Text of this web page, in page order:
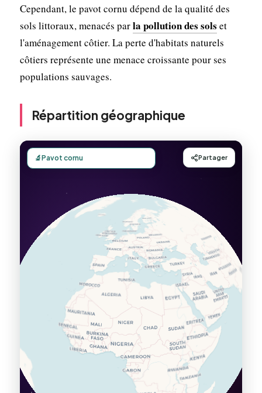
Cependant, le pavot cornu dépend de la qualité des
sols littoraux, menacés parla pollution des sols et
l'aménagement côtier. La perte d'habitats naturels
côtiers représente une menace croissante pour ses
populations sauvages.
Répartition géographique